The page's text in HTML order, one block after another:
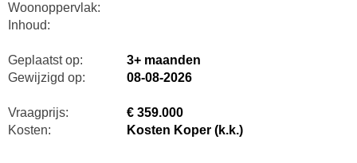
Woonoppervlak:
Inhoud:
Geplaatst op:
3+ maanden
Gewijzigd op:
08-08-2026
Vraagprijs:
€ 359.000
Kosten:
Kosten Koper (k.k.)